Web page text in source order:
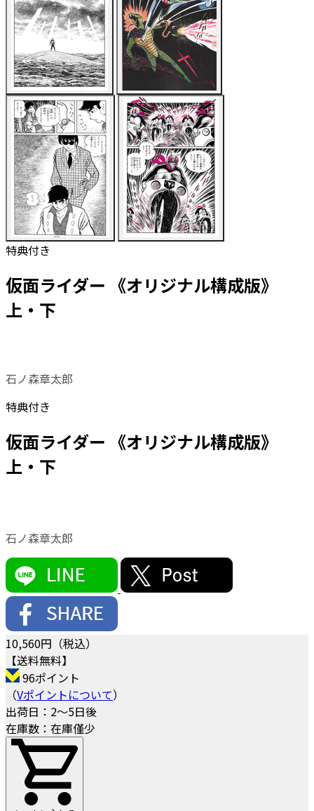
特典付き
仮面ライダー 《オリジナル構成版》
上・下
石ノ森章太郎
特典付き
仮面ライダー 《オリジナル構成版》
上・下
石ノ森章太郎
10,560円（税込）
【送料無料】
96ポイント
（Vポイントについて）
出荷日：2～5日後
在庫数：在庫僅少